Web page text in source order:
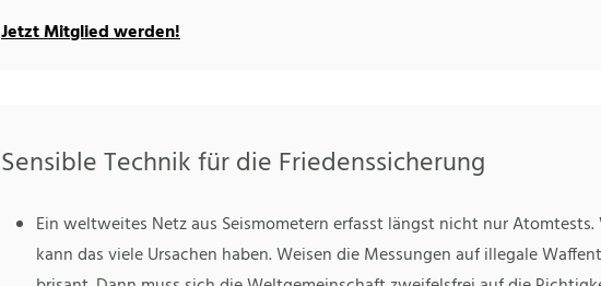
Jetzt Mitglied werden!
Sensible Technik für die Friedenssicherung
Ein weltweites Netz aus Seismometern erfasst längst nicht nur Atomtests.
kann das viele Ursachen haben. Weisen die Messungen auf illegale